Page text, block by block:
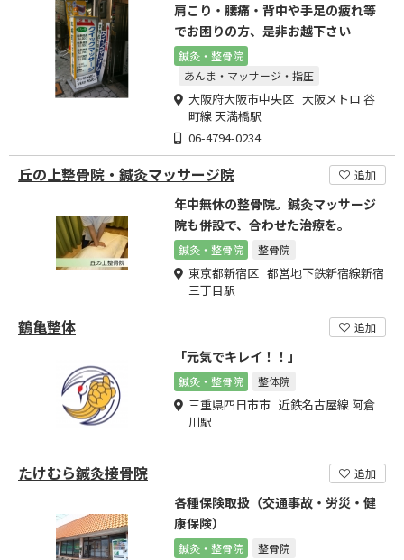
肩こり・腰痛・背中や手足の疲れ等
でお困りの方、是非お越下さい
鍼灸・整骨院
あんま・マッサージ・指圧
大阪府大阪市中央区 大阪メトロ 谷
町線 天満橋駅
06-4794-0234
丘の上整骨院・鍼灸マッサージ院 追加
年中無休の整骨院。鍼灸マッサージ
院も併設で、合わせた治療を。
鍼灸・整骨院 整骨院
東京都新宿区 都営地下鉄新宿線新宿
三丁目駅
鶴亀整体 追加
「元気でキレイ！！」
鍼灸・整骨院 整体院
三重県四日市市 近鉄名古屋線 阿倉
川駅
たけむら鍼灸接骨院 追加
各種保険取扱（交通事故・労災・健
康保険）
鍼灸・整骨院 整骨院